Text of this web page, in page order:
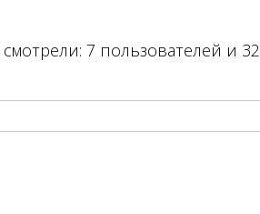
смотрели: 7 пользователей и